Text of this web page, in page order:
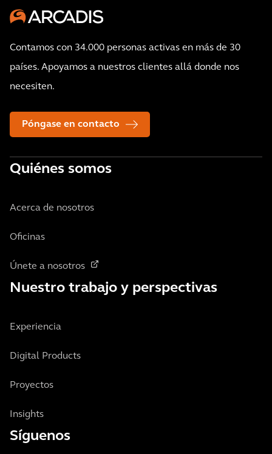
Contamos con 34.000 personas activas en más de 30
países. Apoyamos a nuestros clientes allá donde nos
necesiten.
Póngase en contacto
Quiénes somos
Acerca de nosotros
Oficinas
Únete a nosotros
Nuestro trabajo y perspectivas
Experiencia
Digital Products
Proyectos
Insights
Síguenos